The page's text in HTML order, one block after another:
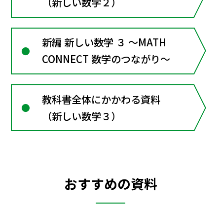
新編 新しい数学 ３ ～MATH
CONNECT 数学のつながり～
教科書全体にかかわる資料
（新しい数学３）
おすすめの資料